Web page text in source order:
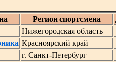
Регион спортсмена
Нижегородская область
Красноярский край
г. Санкт-Петербург